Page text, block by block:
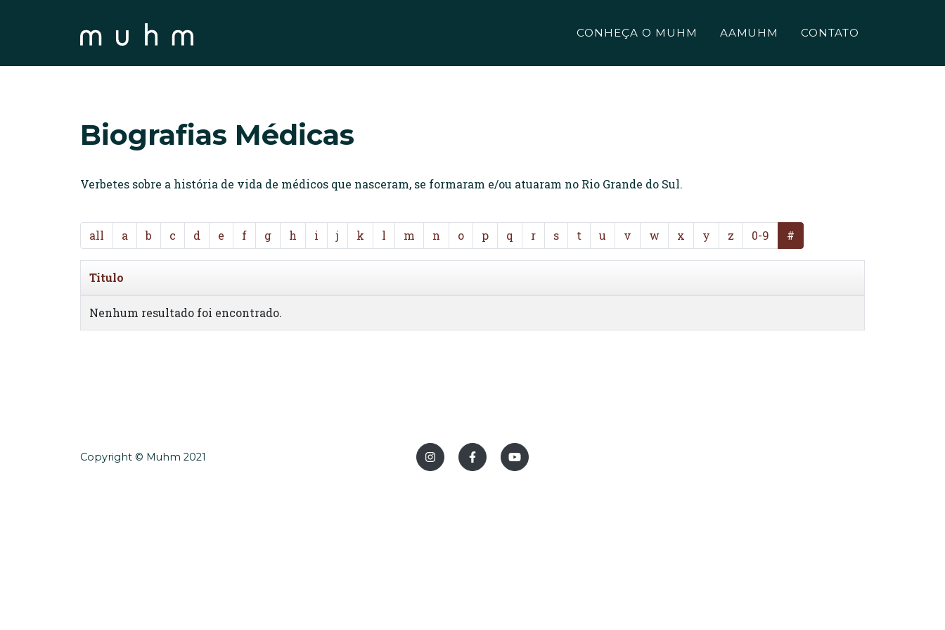
CONHEÇA O MUHM AAMUHM CONTATO
Biografias Médicas
Verbetes sobre a história de vida de médicos que nasceram, se formaram e/ou atuaram no Rio Grande do Sul.
all a b c d e f g h i j k l m n o p q r s t u v w x y z 0-9 #
Titulo
Nenhum resultado foi encontrado.
Copyright © Muhm 2021